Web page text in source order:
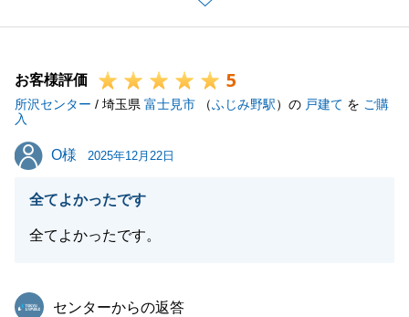
これからのご入居、楽しみですね。今後も何卒よろし
お客様評価 5
所沢センター / 埼玉県 富士見市 （ふじみ野駅）の 戸建て を ご購
入
O様
O様 2025年12月22日
全てよかったです
全てよかったです。
東急リバブル
センターからの返答